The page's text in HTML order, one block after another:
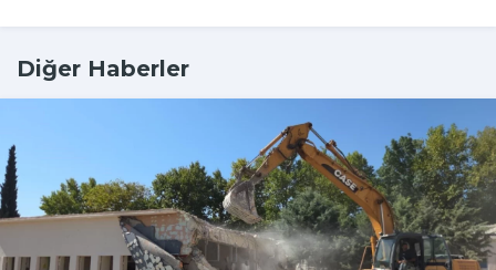
Diğer Haberler